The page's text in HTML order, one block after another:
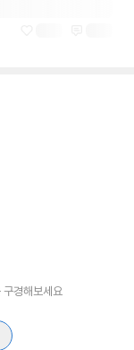
구경해보세요